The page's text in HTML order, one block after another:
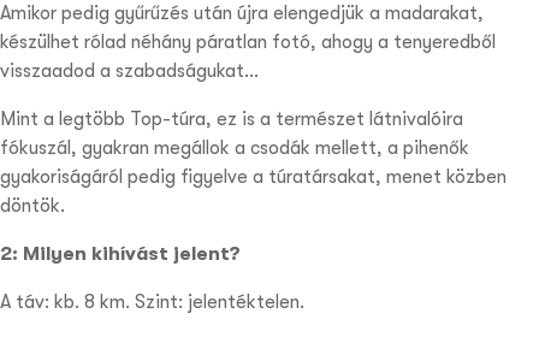
Amikor pedig gyűrűzés után újra elengedjük a madarakat,
készülhet rólad néhány páratlan fotó, ahogy a tenyeredből
visszaadod a szabadságukat…
Mint a legtöbb Top-túra, ez is a természet látnivalóira
fókuszál, gyakran megállok a csodák mellett, a pihenők
gyakoriságáról pedig figyelve a túratársakat, menet közben
döntök.
2: Milyen kihívást jelent?
A táv: kb. 8 km. Szint: jelentéktelen.